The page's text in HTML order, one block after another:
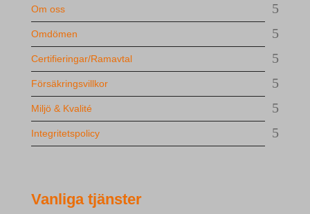
Om oss
Omdömen
Certifieringar/Ramavtal
Försäkringsvillkor
Miljö & Kvalité
Integritetspolicy
Vanliga tjänster